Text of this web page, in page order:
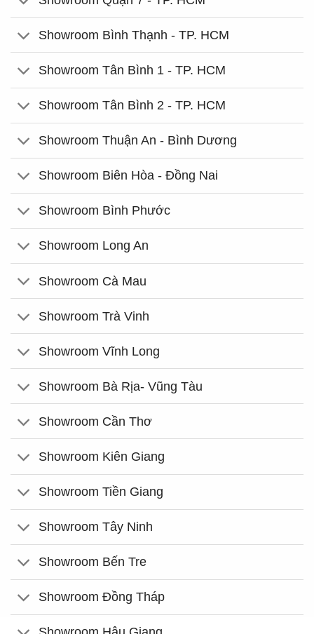
Showroom Bình Thạnh - TP. HCM
Showroom Tân Bình 1 - TP. HCM
Showroom Tân Bình 2 - TP. HCM
Showroom Thuận An - Bình Dương
Showroom Biên Hòa - Đồng Nai
Showroom Bình Phước
Showroom Long An
Showroom Cà Mau
Showroom Trà Vinh
Showroom Vĩnh Long
Showroom Bà Rịa- Vũng Tàu
Showroom Cần Thơ
Showroom Kiên Giang
Showroom Tiền Giang
Showroom Tây Ninh
Showroom Bến Tre
Showroom Đồng Tháp